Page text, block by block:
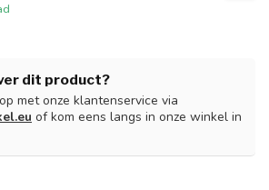
dit product?
met onze klantenservice via
of kom eens langs in onze winkel in